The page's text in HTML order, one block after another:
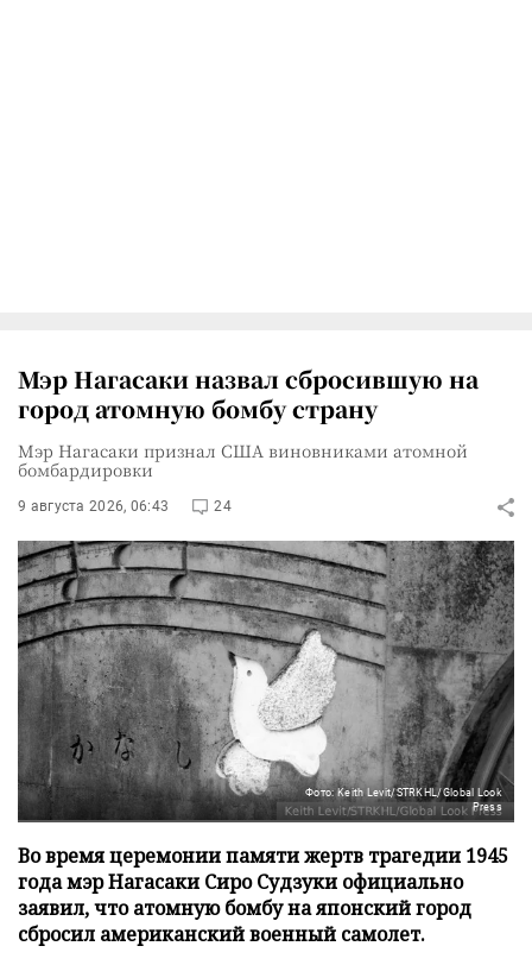
Мэр Нагасаки назвал сбросившую на
город атомную бомбу страну
Мэр Нагасаки признал США виновниками атомной
бомбардировки
9 августа 2026, 06:43 24
Фото: Keith Levit/STRKHL/Global Look
Press
Во время церемонии памяти жертв трагедии 1945
года мэр Нагасаки Сиро Судзуки официально
заявил, что атомную бомбу на японский город
сбросил американский военный самолет.